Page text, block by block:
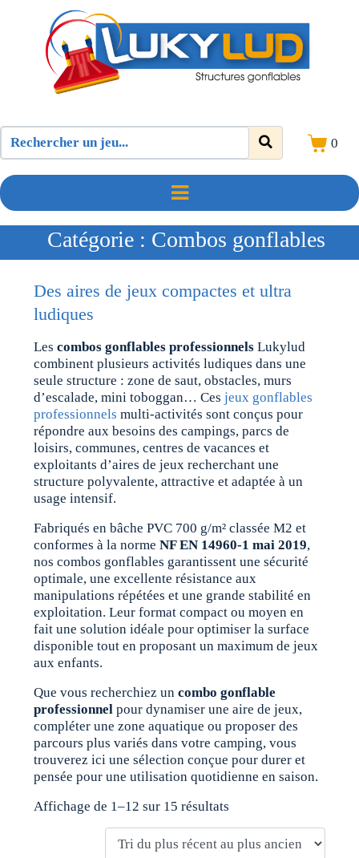
0
Catégorie : Combos gonflables
Des aires de jeux compactes et ultra
ludiques
Lescombos gonflables professionnels Lukylud
combinent plusieurs activités ludiques dans une
seule structure : zone de saut, obstacles, murs
d’escalade, mini toboggan… Cesjeux gonflables
professionnels multi-activités sont conçus pour
répondre aux besoins des campings, parcs de
loisirs, communes, centres de vacances et
exploitants d’aires de jeux recherchant une
structure polyvalente, attractive et adaptée à un
usage intensif.
Fabriqués en bâche PVC 700 g/m² classée M2 et
conformes à la normeNF EN 14960-1 mai 2019,
nos combos gonflables garantissent une sécurité
optimale, une excellente résistance aux
manipulations répétées et une grande stabilité en
exploitation. Leur format compact ou moyen en
fait une solution idéale pour optimiser la surface
disponible tout en proposant un maximum de jeux
aux enfants.
Que vous recherchiez uncombo gonflable
professionnel pour dynamiser une aire de jeux,
compléter une zone aquatique ou proposer des
parcours plus variés dans votre camping, vous
trouverez ici une sélection conçue pour durer et
pensée pour une utilisation quotidienne en saison.
Affichage de 1–12 sur 15 résultats